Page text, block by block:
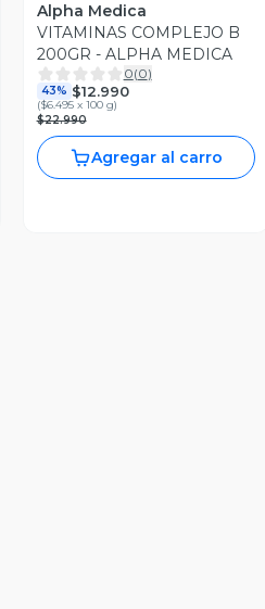
Alpha Medica
VITAMINAS COMPLEJO B
200GR - ALPHA MEDICA
0(0)
43% $12.990
($6.495 x 100 g)
$22.990
Agregar al carro